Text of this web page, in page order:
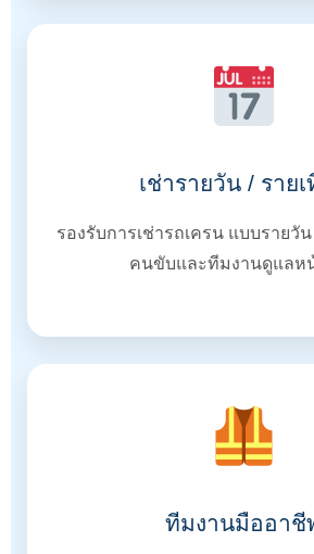
เช่ารายวัน / รายเ
รองรับการเช่ารถเครน แบบรายวั
คนขับและทีมงานดูแลห
ทีมงานมืออาชี